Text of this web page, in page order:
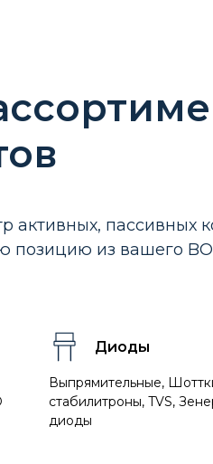
активных, пассивных
позицию из вашего
Диоды
Выпрямительные,
стабилитроны, TVS,
диоды